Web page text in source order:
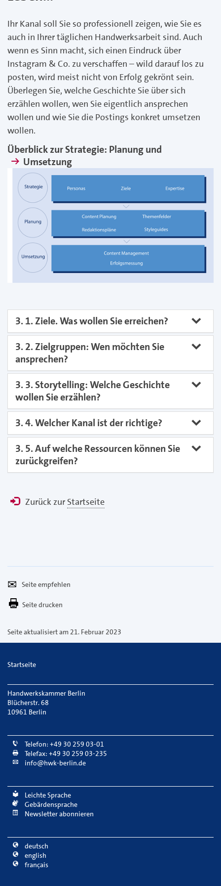
Ihr Kanal soll Sie so professionell zeigen, wie Sie es
auch in Ihrer täglichen Handwerksarbeit sind. Auch
wenn es Sinn macht, sich einen Eindruck über
Instagram & Co. zu verschaffen – wild darauf los zu
posten, wird meist nicht von Erfolg gekrönt sein.
Überlegen Sie, welche Geschichte Sie über sich
erzählen wollen, wen Sie eigentlich ansprechen
wollen und wie Sie die Postings konkret umsetzen
wollen.
Überblick zur Strategie: Planung und
Umsetzung
3. 1. Ziele. Was wollen Sie erreichen?
3. 2. Zielgruppen: Wen möchten Sie
ansprechen?
3. 3. Storytelling: Welche Geschichte
wollen Sie erzählen?
3. 4. Welcher Kanal ist der richtige?
3. 5. Auf welche Ressourcen können Sie
zurückgreifen?
Zurück zur Startseite
empfehlen
Per
E-
versenden
Seite drucken
Seite aktualisiert am 21. Februar 2023
Startseite
Handwerkskammer Berlin
Blücherstr. 68
10961 Berlin
Telefon: +49 30 259 03-01
Telefax: +49 30 259 03-235
info@hwk-berlin.de
Leichte Sprache
Gebärdensprache
Newsletter abonnieren
deutsch
english
français